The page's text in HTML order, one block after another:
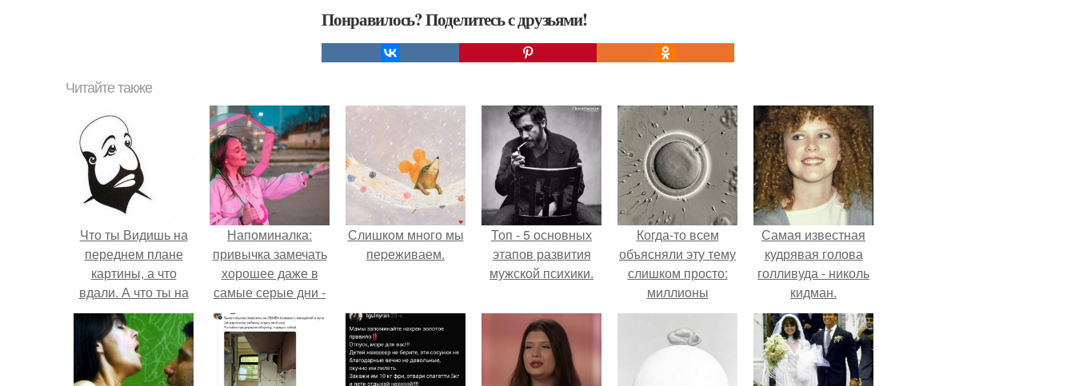
Понравилось? Поделитесь с друзьями!
Читайте также
Что ты Видишь на
переднем плане
картины, а что
вдали. А что ты на
картинке Видишь
Напоминалка:
привычка замечать
хорошее даже в
самые серые дни -
это не очередная
сказка из книг по
саморазвитию.
Слишком много мы
пеpеживаем.
Топ - 5 основных
этапов развития
мужской психики.
Когда-то всем
объясняли эту тему
слишком просто:
миллионы
сперматозоидов
бегут к цели, а
побеждает самый
Самая известная
кудрявая голова
голливуда - николь
кидман.